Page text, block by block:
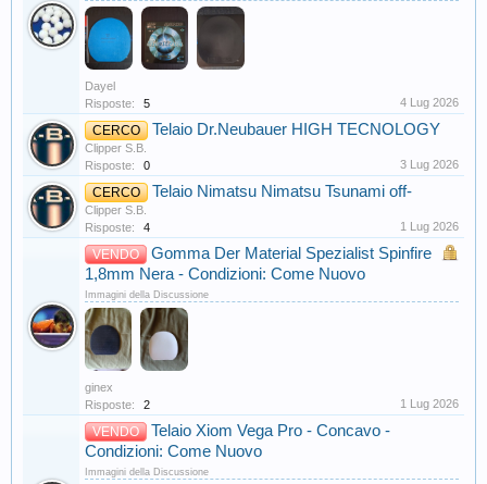
Dayel
Risposte:
5 4 Lug 2026
CERCO Telaio Dr.Neubauer HIGH TECNOLOGY
Clipper S.B.
Risposte:
0 3 Lug 2026
CERCO Telaio Nimatsu Nimatsu Tsunami off-
Clipper S.B.
Risposte:
4 1 Lug 2026
VENDO
Gomma Der Material Spezialist Spinfire
1,8mm Nera - Condizioni: Come Nuovo
Immagini della Discussione
ginex
Risposte:
2 1 Lug 2026
VENDO
Telaio Xiom Vega Pro - Concavo -
Condizioni: Come Nuovo
Immagini della Discussione